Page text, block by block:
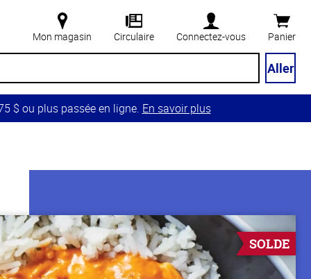
Mon magasin Circulaire Connectez-vous Panier
Aller
$ ou plus passée en ligne. En savoir plus
SOLDE